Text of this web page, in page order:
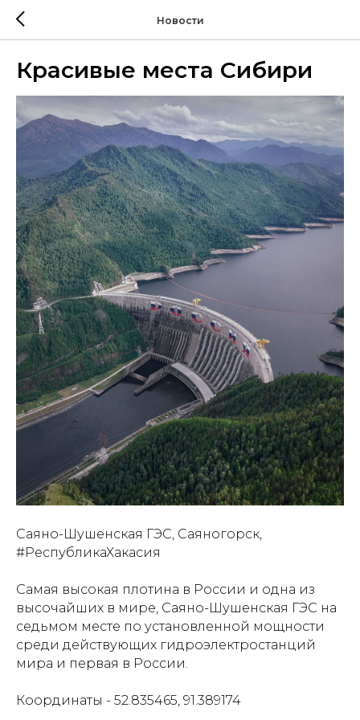
Новости
Красивые места Сибири
Саяно-Шушенская ГЭС, Саяногорск,
#РеспубликаХакасия
Самая высокая плотина в России и одна из
высочайших в мире, Саяно-Шушенская ГЭС на
седьмом месте по установленной мощности
среди действующих гидроэлектростанций
мира и первая в России.
Координаты - 52.835465, 91.389174